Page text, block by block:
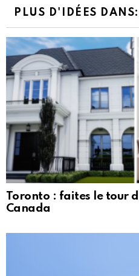
PLUS D'IDÉES DANS:
Toronto : faites le tour
Canada